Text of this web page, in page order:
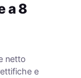
a 8
netto
e